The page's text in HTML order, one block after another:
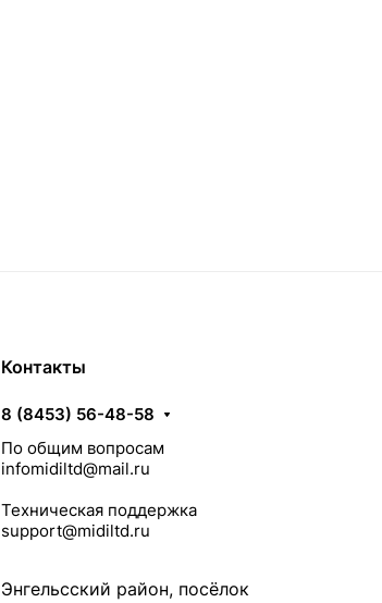
Контакты
8 (8453) 56-48-58
По общим вопросам
infomidiltd@mail.ru
Техническая поддержка
support@midiltd.ru
Энгельсский район, посёлок